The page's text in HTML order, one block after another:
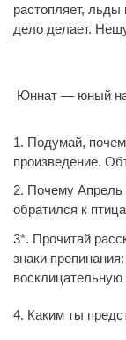
растопляет,
дело делает.
Юннат — юный
1. Подумай,
произведение.
2. Почему Апрель
обратился к
3*. Прочитай
знаки
восклицательную
4. Каким ты